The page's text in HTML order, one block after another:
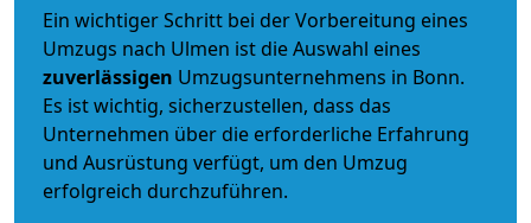
Ein wichtiger Schritt bei der Vorbereitung eines
Umzugs nach Ulmen ist die Auswahl eines
zuverlässigen Umzugsunternehmens in Bonn.
Es ist wichtig, sicherzustellen, dass das
Unternehmen über die erforderliche Erfahrung
und Ausrüstung verfügt, um den Umzug
erfolgreich durchzuführen.